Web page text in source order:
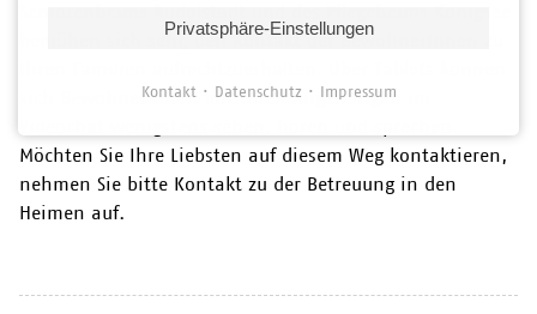
bemühen sich sehr, den Kontakt der BewohnerInnen zu
sich BewohnerInnen mit Ihren Angehörigen im
Möchten Sie Ihre Liebsten auf diesem Weg kontaktieren,
nehmen Sie bitte Kontakt zu der Betreuung in den
Heimen auf.
Privatsphäre-Einstellungen
Kontakt Datenschutz Impressum